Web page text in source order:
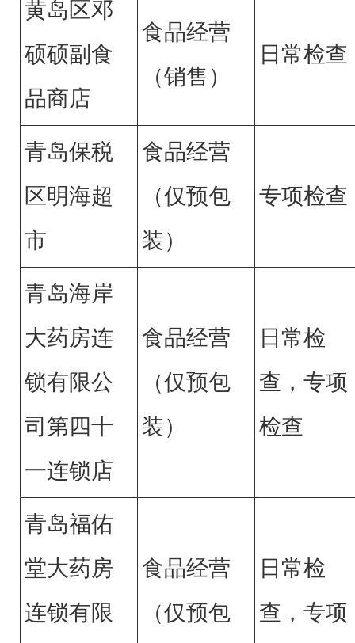
黄岛区邓
硕硕副食
品商店
食品经营
（销售）
日常检查
青岛保税
区明海超
市
食品经营
（仅预包
装）
专项检查
青岛海岸
大药房连
锁有限公
司第四十
一连锁店
食品经营
（仅预包
装）
日常检
查，专项
检查
青岛福佑
堂大药房
连锁有限
食品经营
（仅预包
日常检
查，专项